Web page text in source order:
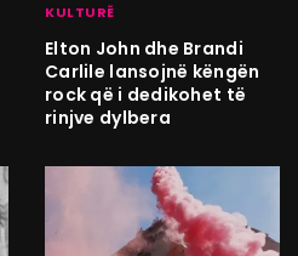
KULTURË
Elton John dhe Brandi
Carlile lansojnë këngën
rock që i dedikohet të
rinjve dylbera